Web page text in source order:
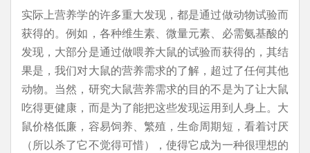
实际上营养学的许多重大发现，都是通过做动物试验而
获得的。例如，各种维生素、微量元素、必需氨基酸的
发现，大部分是通过做喂养大鼠的试验而获得的，其结
果是，我们对大鼠的营养需求的了解，超过了任何其他
动物。当然，研究大鼠营养需求的目的不是为了让大鼠
吃得更健康，而是为了能把这些发现运用到人身上。大
鼠价格低廉，容易饲养、繁殖，生命周期短，看着讨厌
（所以杀了它不觉得可惜），使得它成为一种很理想的